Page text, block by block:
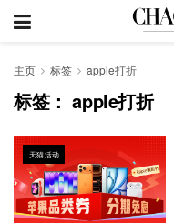
主页 标签 apple打折
标签：apple打折
天猫活动